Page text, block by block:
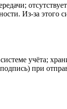
Из-за этого
учёта;
при